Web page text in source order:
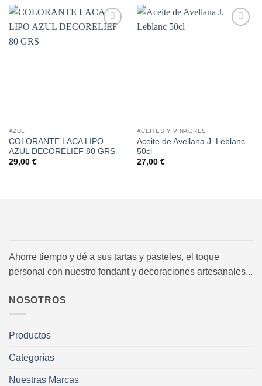
AZUL
COLORANTE LACA LIPO
AZUL DECORELIEF 80 GRS
29,00 €
ACEITES Y VINAGRES
Aceite de Avellana J. Leblanc
50cl
27,00 €
Ahorre tiempo y dé a sus tartas y pasteles, el toque
personal con nuestro fondant y decoraciones artesanales...
NOSOTROS
Productos
Categorías
Nuestras Marcas